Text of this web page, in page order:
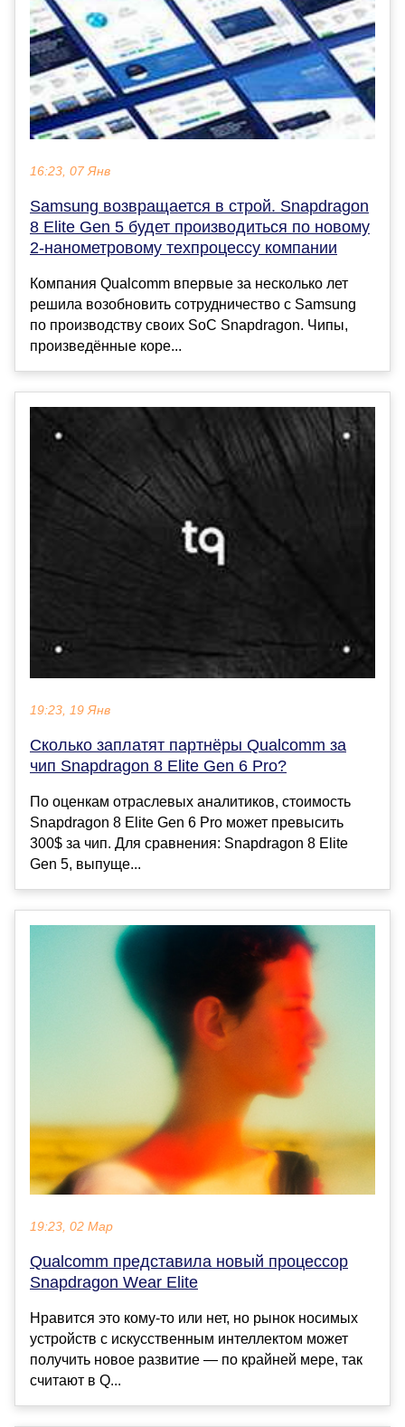
16:23, 07 Янв
Samsung возвращается в строй. Snapdragon
8 Elite Gen 5 будет производиться по новому
2-нанометровому техпроцессу компании
Компания Qualcomm впервые за несколько лет
решила возобновить сотрудничество с Samsung
по производству своих SoC Snapdragon. Чипы,
произведённые коре...
19:23, 19 Янв
Сколько заплатят партнёры Qualcomm за
чип Snapdragon 8 Elite Gen 6 Pro?
По оценкам отраслевых аналитиков, стоимость
Snapdragon 8 Elite Gen 6 Pro может превысить
300$ за чип. Для сравнения: Snapdragon 8 Elite
Gen 5, выпуще...
19:23, 02 Мар
Qualcomm представила новый процессор
Snapdragon Wear Elite
Нравится это кому-то или нет, но рынок носимых
устройств с искусственным интеллектом может
получить новое развитие — по крайней мере, так
считают в Q...